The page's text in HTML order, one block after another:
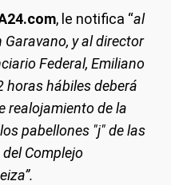
, le notifica “al
y al director
Federal, Emiliano
horas hábiles deberá
realojamiento de la
pabellones "j" de las
Complejo